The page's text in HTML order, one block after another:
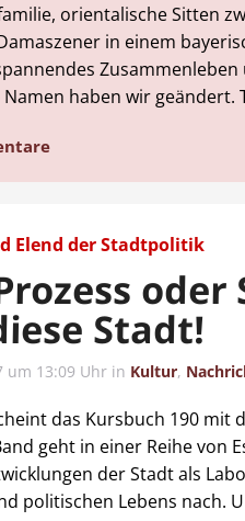
orientalische Sitten
in einem
Zusammenleben
haben wir geändert.
Elend der Stadtpolitik
oder
Stadt!
um 13:09 Uhr in Kultur,
das Kursbuch 190 mit
geht in einer Reihe von
der Stadt als
politischen Lebens nach.